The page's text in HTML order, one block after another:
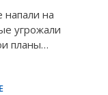
напали на
угрожали
планы…